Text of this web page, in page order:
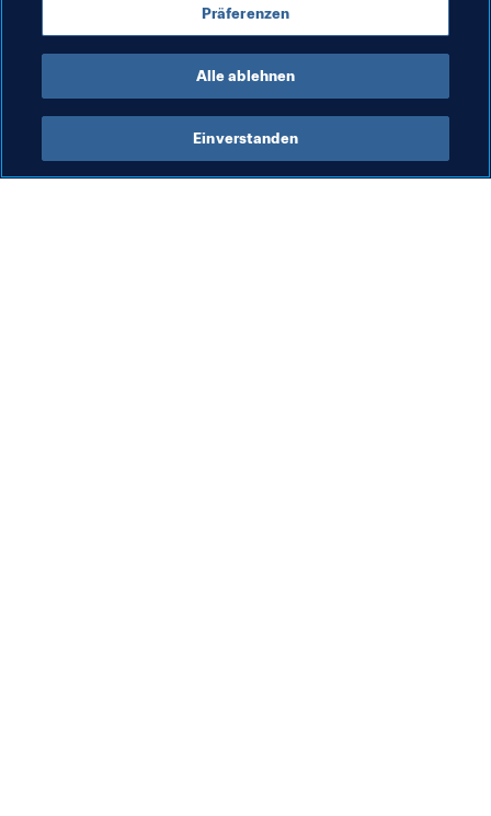
Russland noch erzielen wird? Wenn einer gezeigt hat,
dass er zur Stelle ist, wenn seine Teamkameraden ihn
brauchen, dann ist es Hernández.
Präferenzen
Alle ablehnen
Einverstanden